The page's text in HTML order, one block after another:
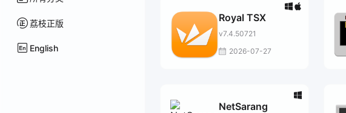
荔枝正版
English
Royal TSX
v7.4.50721
2026-07-27
NetSarang